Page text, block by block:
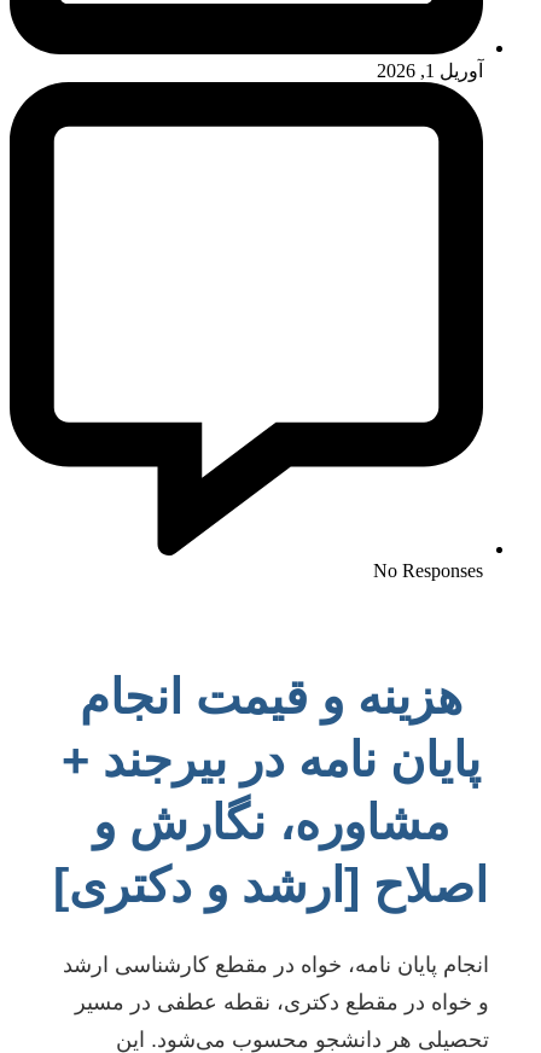
آوریل 1, 2026
No Responses
هزینه و قیمت انجام
پایان نامه در بیرجند +
مشاوره، نگارش و
اصلاح [ارشد و دکتری]
انجام پایان نامه، خواه در مقطع کارشناسی ارشد
و خواه در مقطع دکتری، نقطه عطفی در مسیر
تحصیلی هر دانشجو محسوب می‌شود. این